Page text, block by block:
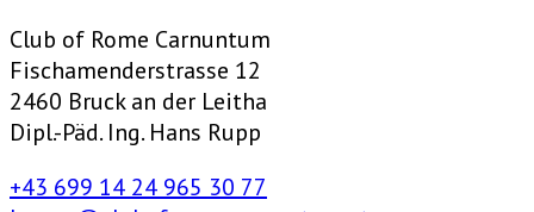
Club of Rome Carnuntum
Fischamenderstrasse 12
2460 Bruck an der Leitha
Dipl.-Päd. Ing. Hans Rupp
+43 699 14 24 965 30 77